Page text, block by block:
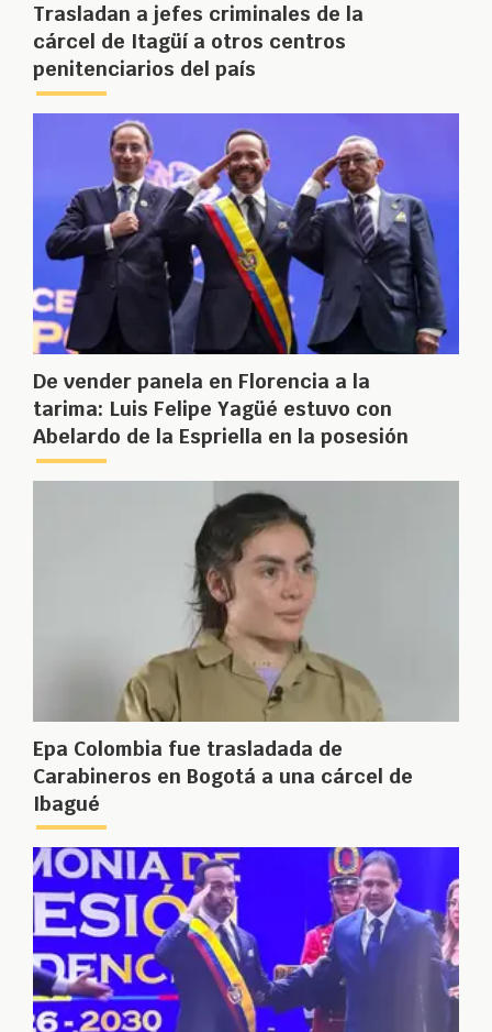
Trasladan a jefes criminales de la
cárcel de Itagüí a otros centros
penitenciarios del país
De vender panela en Florencia a la
tarima: Luis Felipe Yagüé estuvo con
Abelardo de la Espriella en la posesión
Epa Colombia fue trasladada de
Carabineros en Bogotá a una cárcel de
Ibagué